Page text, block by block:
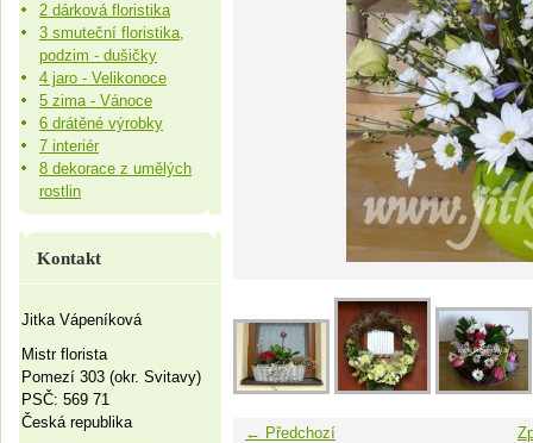
← Předchozí
2 dárková floristika
3 smuteční floristika,
podzim - dušičky
4 jaro - Velikonoce
5 zima - Vánoce
6 drátěné výrobky
7 interiér
8 dekorace z umělých
rostlin
Kontakt
Jitka Vápeníková
Mistr florista
Pomezí 303 (okr. Svitavy)
PSČ: 569 71
Česká republika